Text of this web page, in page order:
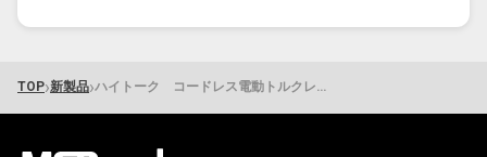
TOP›新製品› ハイトーク コードレス電動トルクレンチ「リチウムシリーズⅡ」